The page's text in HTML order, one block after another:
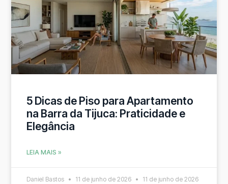
5 Dicas de Piso para Apartamento
na Barra da Tijuca: Praticidade e
Elegância
LEIA MAIS »
Daniel Bastos 11 de junho de 2026 11 de junho de 2026